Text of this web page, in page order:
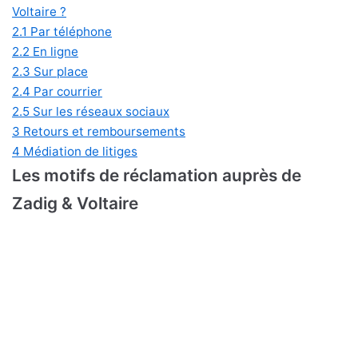
Voltaire ?
2.1 Par téléphone
2.2 En ligne
2.3 Sur place
2.4 Par courrier
2.5 Sur les réseaux sociaux
3 Retours et remboursements
4 Médiation de litiges
Les motifs de réclamation auprès de
Zadig & Voltaire